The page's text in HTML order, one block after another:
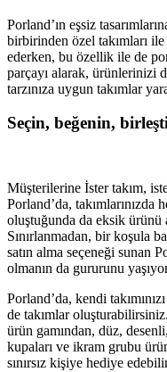
Porland’ın eşsiz
birbirinden özel takımları
ederken, bu özellik ile de
parçayı alarak, ürünlerinizi
tarzınıza uygun takımlar
Seçin, beğenin,
Müşterilerine İster takım,
Porland’da, takımlarınızda
oluştuğunda da eksik ürünü
Sınırlanmadan, bir koşula
satın alma seçeneği sunan
olmanın da gururunu
Porland’da, kendi
de takımlar
ürün gamından, düz,
kupaları ve ikram grubu
sınırsız kişiye hediye